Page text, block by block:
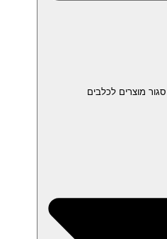
סגור מוצרים לכלבים